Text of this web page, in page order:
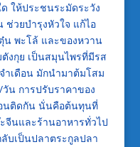
ให้ประชนระมัดระวัง
ช่วยบำรุงหัวใจ แก้ไอ
น พะโล้ และของหวาน
งกุย เป็นสมุนไพรที่มีรส
ำเดือน มักนำมาต้มโสม
น การปรับราคาของ
นติดกัน นั่นคือต้นทุนที่
จีนและร้านอาหารทั่วไป
บเป็นปลาตระกูลปลา